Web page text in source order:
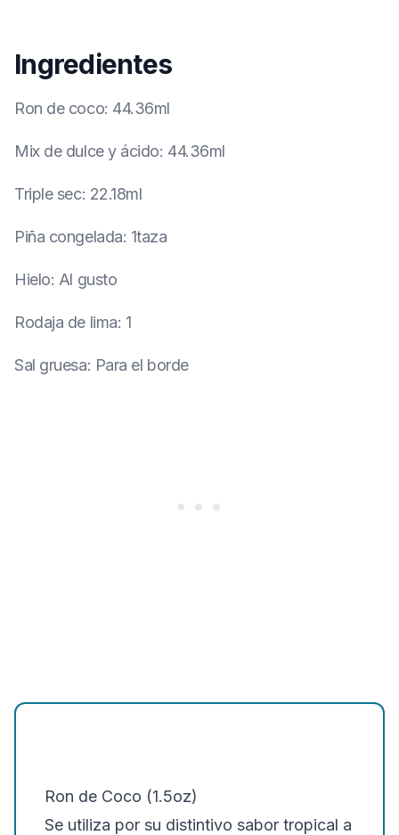
Ingredientes
Ron de coco: 44.36ml
Mix de dulce y ácido: 44.36ml
Triple sec: 22.18ml
Piña congelada: 1taza
Hielo: Al gusto
Rodaja de lima: 1
Sal gruesa: Para el borde
Ron de Coco (1.5oz)
Se utiliza por su distintivo sabor tropical a